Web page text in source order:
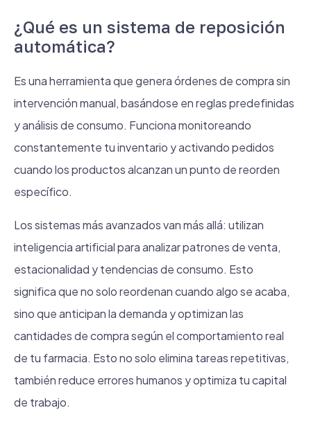
¿Qué es un sistema de reposición
automática?
Es una herramienta que genera órdenes de compra sin
intervención manual, basándose en reglas predefinidas
y análisis de consumo. Funciona monitoreando
constantemente tu inventario y activando pedidos
cuando los productos alcanzan un punto de reorden
específico.
Los sistemas más avanzados van más allá: utilizan
inteligencia artificial para analizar patrones de venta,
estacionalidad y tendencias de consumo. Esto
significa que no solo reordenan cuando algo se acaba,
sino que anticipan la demanda y optimizan las
cantidades de compra según el comportamiento real
de tu farmacia. Esto no solo elimina tareas repetitivas,
también reduce errores humanos y optimiza tu capital
de trabajo.